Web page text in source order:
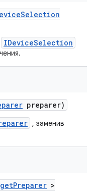
Selection
IDeviceSelection
preparer)
, заменив
Preparer >